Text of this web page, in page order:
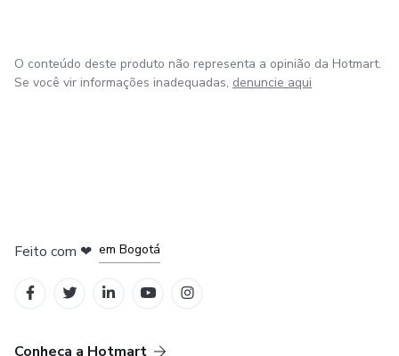
O conteúdo deste produto não representa a opinião da Hotmart.
Se você vir informações inadequadas, denuncie aqui
Feito com ❤ em Bogotá
Conheça a Hotmart